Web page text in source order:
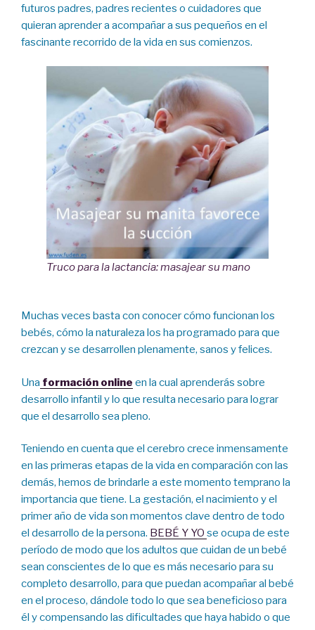
futuros padres, padres recientes o cuidadores que
quieran aprender a acompañar a sus pequeños en el
fascinante recorrido de la vida en sus comienzos.
Truco para la lactancia: masajear su mano
Muchas veces basta con conocer cómo funcionan los
bebés, cómo la naturaleza los ha programado para que
crezcan y se desarrollen plenamente, sanos y felices.
Una formación online en la cual aprenderás sobre
desarrollo infantil y lo que resulta necesario para lograr
que el desarrollo sea pleno.
Teniendo en cuenta que el cerebro crece inmensamente
en las primeras etapas de la vida en comparación con las
demás, hemos de brindarle a este momento temprano la
importancia que tiene. La gestación, el nacimiento y el
primer año de vida son momentos clave dentro de todo
el desarrollo de la persona. BEBÉ Y YO se ocupa de este
período de modo que los adultos que cuidan de un bebé
sean conscientes de lo que es más necesario para su
completo desarrollo, para que puedan acompañar al bebé
en el proceso, dándole todo lo que sea beneficioso para
él y compensando las dificultades que haya habido o que